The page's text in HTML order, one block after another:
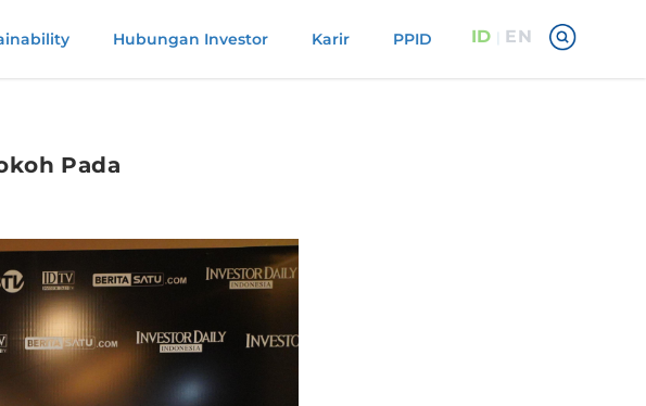
ID | EN
Hubungan Investor Karir PPID
Pada